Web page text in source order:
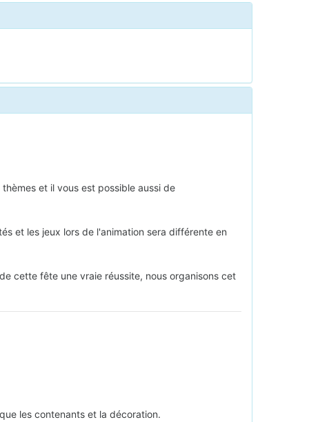
et il vous est possible aussi de
et les jeux lors de l'animation sera différente en
cette fête une vraie réussite, nous organisons cet
les contenants et la décoration.